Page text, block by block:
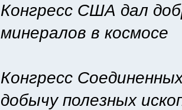
Конгресс США дал
минералов в космосе
Конгресс
добычу полезных